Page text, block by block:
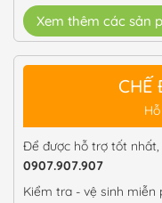
Xem thêm các sản
CHẾ
Để được hỗ trợ tốt nhất,
0907.907.907
Kiểm tra - vệ sinh miễn